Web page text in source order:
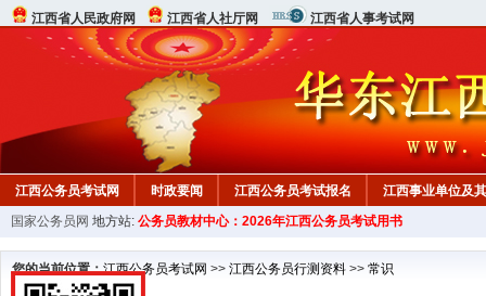
江西省人民政府网 江西省人社厅网 江西省人事考试网
江西公务员考试网 时政要闻 江西公务员考试报名 江西事业单位及
行测真题 在线咨询 教材中心
国家公务员网 地方站: 公务员教材中心：2026年江西公务员考试用书
您的当前位置：江西公务员考试网 >> 江西公务员行测资料 >> 常识